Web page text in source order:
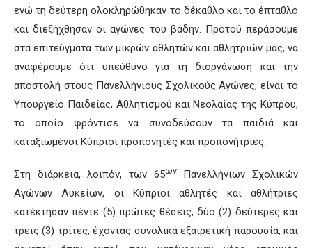
ενώ τη δεύτερη ολοκληρώθηκαν το δέκαθλο και το έπταθλο
και διεξήχθησαν οι αγώνες του βάδην. Προτού περάσουμε
στα επιτεύγματα των μικρών αθλητών και αθλητριών μας, να
αναφέρουμε ότι υπεύθυνο για τη διοργάνωση και την
αποστολή στους Πανελλήνιους Σχολικούς Αγώνες, είναι το
Υπουργείο Παιδείας, Αθλητισμού και Νεολαίας της Κύπρου,
το οποίο φρόντισε να συνοδεύσουν τα παιδιά και
καταξιωμένοι Κύπριοι προπονητές και προπονήτριες.
Στη διάρκεια, λοιπόν, των 65ωνΠανελλήνιων Σχολικών
Αγώνων Λυκείων, οι Κύπριοι αθλητές και αθλήτριες
κατέκτησαν πέντε (5) πρώτες θέσεις, δύο (2) δεύτερες και
τρεις (3) τρίτες, έχοντας συνολικά εξαιρετική παρουσία, και